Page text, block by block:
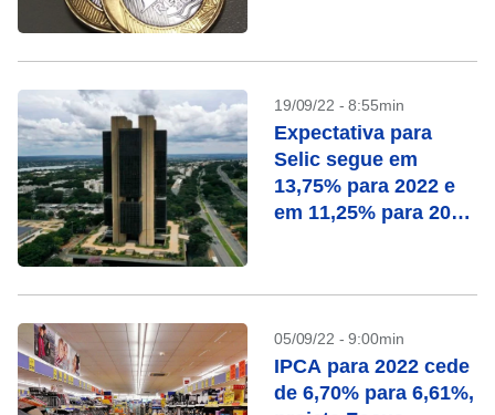
19/09/22 - 8:55min
Expectativa para
Selic segue em
13,75% para 2022 e
em 11,25% para 2023
05/09/22 - 9:00min
IPCA para 2022 cede
de 6,70% para 6,61%,